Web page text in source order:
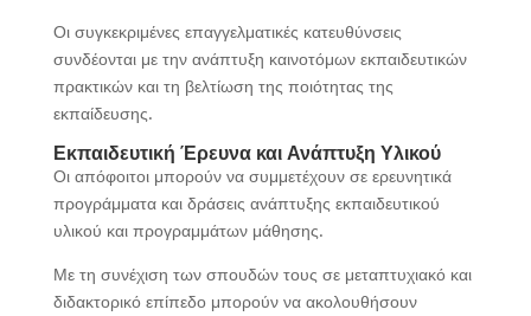
Οι συγκεκριμένες επαγγελματικές κατευθύνσεις
συνδέονται με την ανάπτυξη καινοτόμων εκπαιδευτικών
πρακτικών και τη βελτίωση της ποιότητας της
εκπαίδευσης.
Εκπαιδευτική Έρευνα και Ανάπτυξη Υλικού
Οι απόφοιτοι μπορούν να συμμετέχουν σε ερευνητικά
προγράμματα και δράσεις ανάπτυξης εκπαιδευτικού
υλικού και προγραμμάτων μάθησης.
Με τη συνέχιση των σπουδών τους σε μεταπτυχιακό και
διδακτορικό επίπεδο μπορούν να ακολουθήσουν